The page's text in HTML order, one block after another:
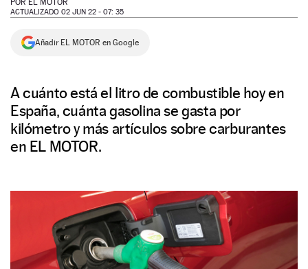
NEWSLETTER
POR EL MOTOR
ACTUALIZADO 02 JUN 22 - 07: 35
Añadir EL MOTOR en Google
A cuánto está el litro de combustible hoy en
España, cuánta gasolina se gasta por
kilómetro y más artículos sobre carburantes
en EL MOTOR.